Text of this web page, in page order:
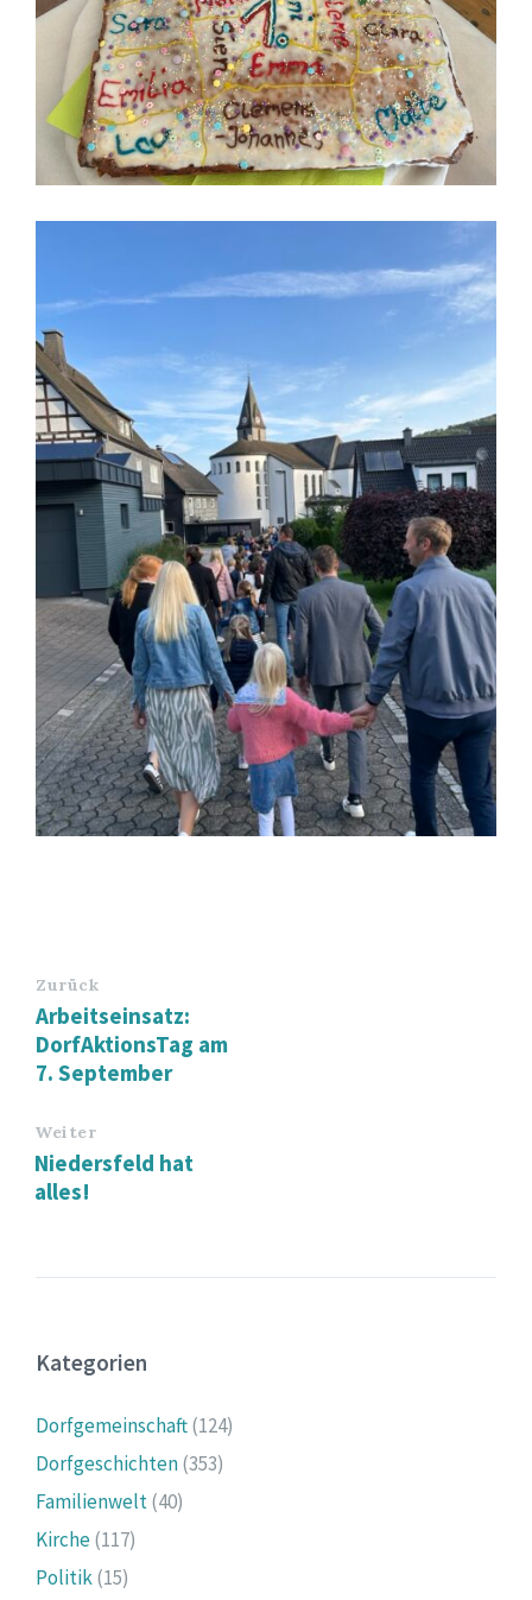
Zurück
Arbeitseinsatz:
DorfAktionsTag am
7. September
Weiter
Niedersfeld hat
alles!
Kategorien
Dorfgemeinschaft(124)
Dorfgeschichten(353)
Familienwelt(40)
Kirche(117)
Politik(15)